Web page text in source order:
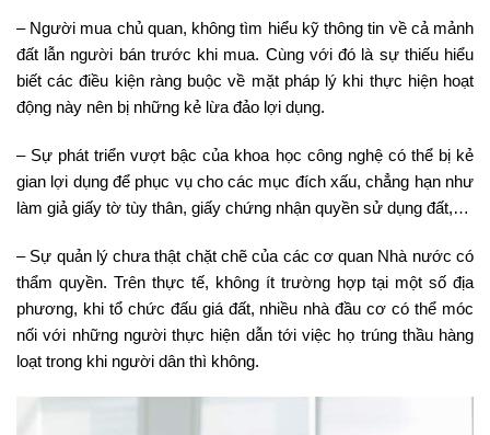
– Người mua chủ quan, không tìm hiểu kỹ thông tin về cả mảnh
đất lẫn người bán trước khi mua. Cùng với đó là sự thiếu hiểu
biết các điều kiện ràng buộc về mặt pháp lý khi thực hiện hoạt
động này nên bị những kẻ lừa đảo lợi dụng.
– Sự phát triển vượt bậc của khoa học công nghệ có thể bị kẻ
gian lợi dụng để phục vụ cho các mục đích xấu, chẳng hạn như
làm giả giấy tờ tùy thân, giấy chứng nhận quyền sử dụng đất,…
– Sự quản lý chưa thật chặt chẽ của các cơ quan Nhà nước có
thẩm quyền. Trên thực tế, không ít trường hợp tại một số địa
phương, khi tổ chức đấu giá đất, nhiều nhà đầu cơ có thể móc
nối với những người thực hiện dẫn tới việc họ trúng thầu hàng
loạt trong khi người dân thì không.